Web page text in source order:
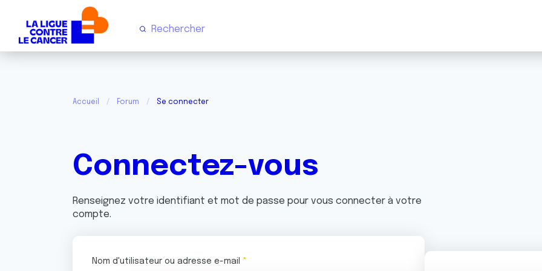
Accueil Forum Se connecter
Connectez-vous
Renseignez votre identifiant et mot de passe pour vous connecter à votre
compte.
Nom d'utilisateur ou adresse e-mail